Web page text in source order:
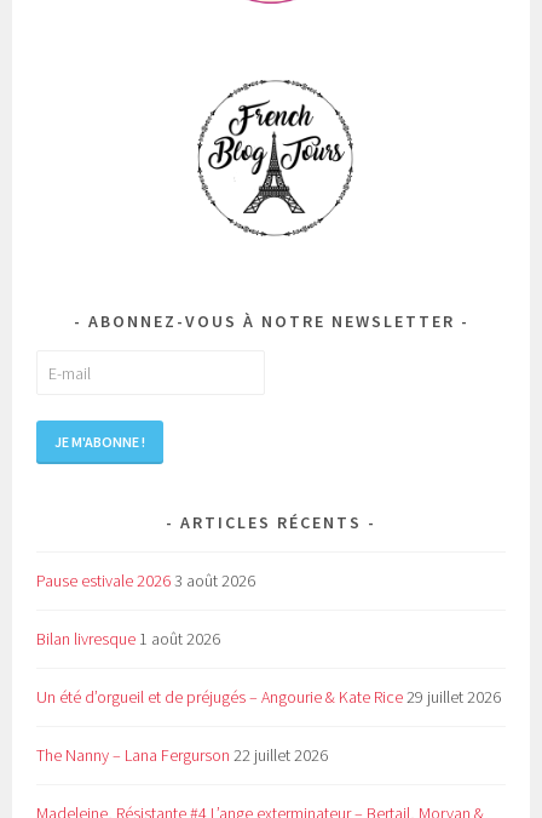
ABONNEZ-VOUS À NOTRE NEWSLETTER
ARTICLES RÉCENTS
Pause estivale 20263 août 2026
Bilan livresque 1 août 2026
Un été d’orgueil et de préjugés – Angourie & Kate Rice29 juillet 2026
The Nanny – Lana Fergurson 22 juillet 2026
Madeleine, Résistante #4 L’ange exterminateur – Bertail, Morvan &